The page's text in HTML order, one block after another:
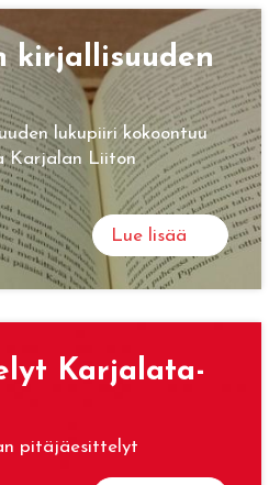
kir­jal­li­suu­den
lukupiiri kokoontuu
Karjalan Liiton
Lue lisää
Kar­ja­la­ta­
pitäjäesittelyt